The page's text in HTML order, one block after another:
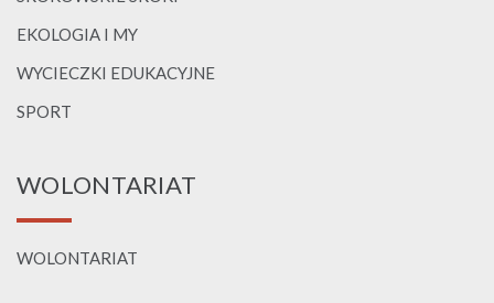
EKOLOGIA I MY
WYCIECZKI EDUKACYJNE
SPORT
WOLONTARIAT
WOLONTARIAT